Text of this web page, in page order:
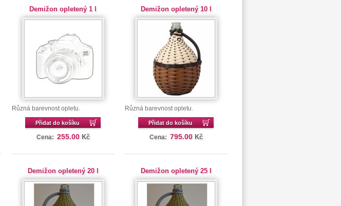
Demižon opletený 1 l
Různá barevnost opletu.
Přidat do košíku
Cena: 255.00 Kč
Demižon opletený 10 l
Různá barevnost opletu.
Přidat do košíku
Cena: 795.00 Kč
Demižon opletený 20 l Demižon opletený 25 l